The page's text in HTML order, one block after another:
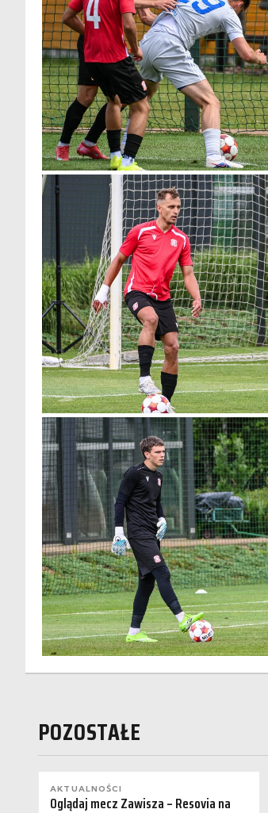
POZOSTAŁE
AKTUALNOŚCI
Oglądaj mecz Zawisza – Resovia na